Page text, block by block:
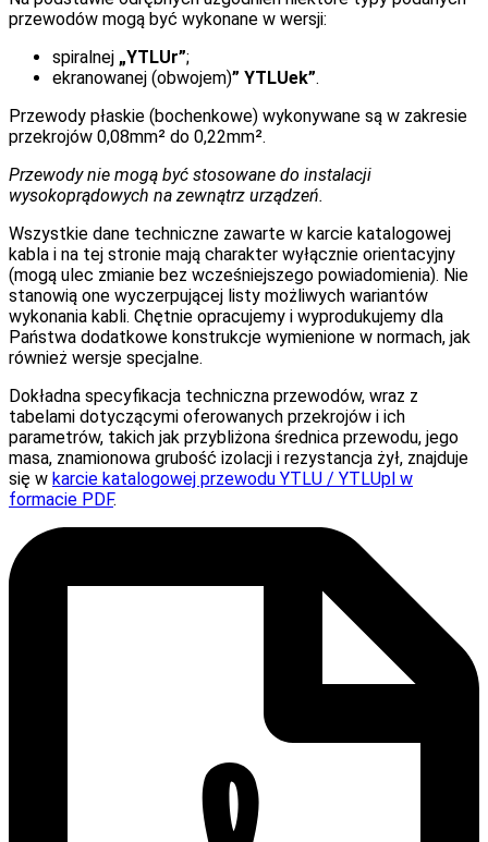
przewodów mogą być wykonane w wersji:
spiralnej „YTLUr”;
ekranowanej (obwojem)” YTLUek”.
Przewody płaskie (bochenkowe) wykonywane są w zakresie
przekrojów 0,08mm² do 0,22mm².
Przewody nie mogą być stosowane do instalacji
wysokoprądowych na zewnątrz urządzeń.
Wszystkie dane techniczne zawarte w karcie katalogowej
kabla i na tej stronie mają charakter wyłącznie orientacyjny
(mogą ulec zmianie bez wcześniejszego powiadomienia). Nie
stanowią one wyczerpującej listy możliwych wariantów
wykonania kabli. Chętnie opracujemy i wyprodukujemy dla
Państwa dodatkowe konstrukcje wymienione w normach, jak
również wersje specjalne.
Dokładna specyfikacja techniczna przewodów, wraz z
tabelami dotyczącymi oferowanych przekrojów i ich
parametrów, takich jak przybliżona średnica przewodu, jego
masa, znamionowa grubość izolacji i rezystancja żył, znajduje
się w karcie katalogowej przewodu YTLU / YTLUpl w
formacie PDF.